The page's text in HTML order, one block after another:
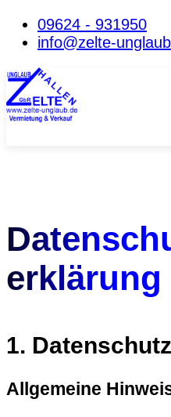
09624 - 931950
info@zelte-
erklärung
1.
Allgemeine